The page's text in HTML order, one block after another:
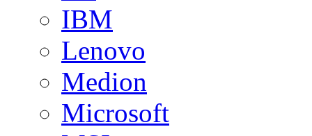
IBM
Lenovo
Medion
Microsoft